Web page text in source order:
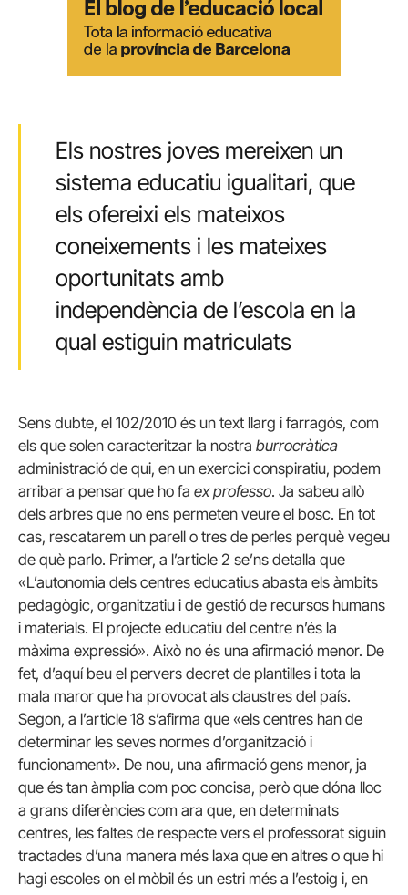
Els nostres joves mereixen un
sistema educatiu igualitari, que
els ofereixi els mateixos
coneixements i les mateixes
oportunitats amb
independència de l’escola en la
qual estiguin matriculats
Sens dubte, el 102/2010 és un text llarg i farragós, com
els que solen caracteritzar la nostra burrocràtica
administració de qui, en un exercici conspiratiu, podem
arribar a pensar que ho fa ex professo. Ja sabeu allò
dels arbres que no ens permeten veure el bosc. En tot
cas, rescatarem un parell o tres de perles perquè vegeu
de què parlo. Primer, a l’article 2 se’ns detalla que
«L’autonomia dels centres educatius abasta els àmbits
pedagògic, organitzatiu i de gestió de recursos humans
i materials. El projecte educatiu del centre n’és la
màxima expressió». Això no és una afirmació menor. De
fet, d’aquí beu el pervers decret de plantilles i tota la
mala maror que ha provocat als claustres del país.
Segon, a l’article 18 s’afirma que «els centres han de
determinar les seves normes d’organització i
funcionament». De nou, una afirmació gens menor, ja
que és tan àmplia com poc concisa, però que dóna lloc
a grans diferències com ara que, en determinats
centres, les faltes de respecte vers el professorat siguin
tractades d’una manera més laxa que en altres o que hi
hagi escoles on el mòbil és un estri més a l’estoig i, en